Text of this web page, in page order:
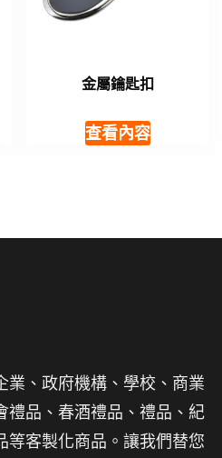
金屬鑰匙扣
查看內容
業、政府機構、學校、商業
禮品、春酒禮品、禮品、紀
等客製化商品。讓我們替您